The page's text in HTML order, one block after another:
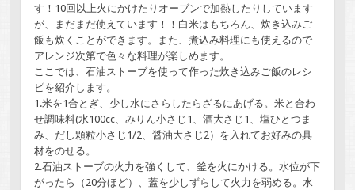
す！10回以上火にかけたりオーブンで加熱したりしています
が、まだまだ使えています！！白米はもちろん、炊き込みご
飯も炊くことができます。また、煮込み料理にも使えるので
アレンジ次第で色々な料理が楽しめます。
ここでは、石油ストーブを使って作った炊き込みご飯のレシ
ピを紹介します。
1.米を1合とぎ、少し水にさらしたらざるにあげる。米と合わ
せ調味料(水100cc、みりん小さじ1、酒大さじ1、塩ひとつま
み、だし顆粒小さじ1/2、醤油大さじ2）を入れてお好みの具
材をのせる。
2.石油ストーブの火力を強くして、釜を火にかける。水位が下
がったら（20分ほど）、蓋を少しずらして火力を弱める。水